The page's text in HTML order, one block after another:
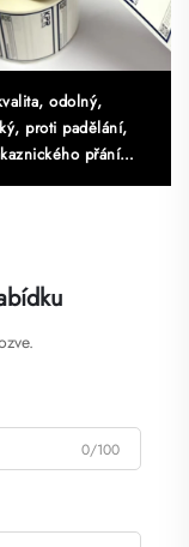
odolný,
proti padělání,
přání
samolepící papírový
0/100